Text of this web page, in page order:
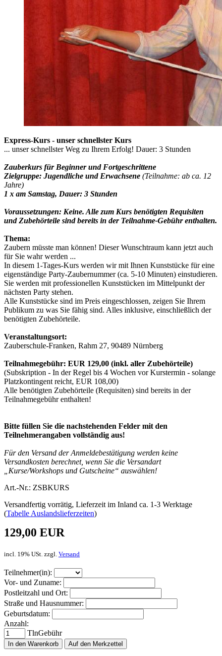
Express-Kurs - unser schnellster Kurs
... unser schnellster Weg zu Ihrem Erfolg! Dauer: 3 Stunden
Zauberkurs für Beginner und Fortgeschrittene
Zielgruppe: Jugendliche und Erwachsene (Teilnahme: ab ca. 12
Jahre)
1 x am Samstag, Dauer: 3 Stunden
Voraussetzungen: Keine. Alle zum Kurs benötigten Requisiten
und Zubehörteile sind bereits in der Teilnahme-Gebühr enthalten.
Thema:
Zaubern müsste man können! Dieser Wunschtraum kann jetzt auch
für Sie wahr werden ...
In diesem 1-Tages-Kurs werden wir mit Ihnen Kunststücke für eine
eigenständige Party-Zaubernummer (ca. 5-10 Minuten) einstudieren.
Sie werden mit professionellen Kunststücken im Mittelpunkt der
nächsten Party stehen.
Alle Kunststücke sind im Preis eingeschlossen, zeigen Sie Ihrem
Publikum zu was Sie fähig sind. Alles inklusive, einschließlich der
benötigten Zubehörteile.
Veranstaltungsort:
Zauberschule-Franken, Rahm 27, 90489 Nürnberg
Teilnahmegebühr: EUR 129,00 (inkl. aller Zubehörteile)
(Subskription - In der Regel bis 4 Wochen vor Kurstermin - solange
Platzkontingent reicht, EUR 108,00)
Alle benötigten Zubehörteile (Requisiten) sind bereits in der
Teilnahmegebühr enthalten!
Bitte füllen Sie die nachstehenden Felder mit den
Teilnehmerangaben vollständig aus!
Für den Versand der Anmeldebestätigung werden keine
Versandkosten berechnet, wenn Sie die Versandart
„Kurse/Workshops und Gutscheine“ auswählen!
Art.-Nr.: ZSBKURS
Versandfertig vorrätig, Lieferzeit im Inland ca. 1-3 Werktage
(Tabelle Auslandslieferzeiten)
129,00 EUR
incl. 19% USt. zzgl. Versand
Teilnehmer(in):
Vor- und Zuname:
Postleitzahl und Ort:
Straße und Hausnummer:
Geburtsdatum:
Anzahl:
TlnGebühr
In den Warenkorb Auf den Merkzettel